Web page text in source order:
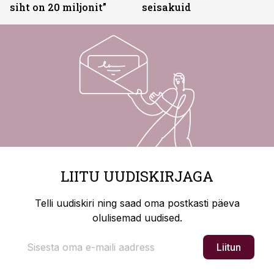
siht on 20 miljonit”
seisakuid
LIITU UUDISKIRJAGA
Telli uudiskiri ning saad oma postkasti päeva
olulisemad uudised.
Liitun